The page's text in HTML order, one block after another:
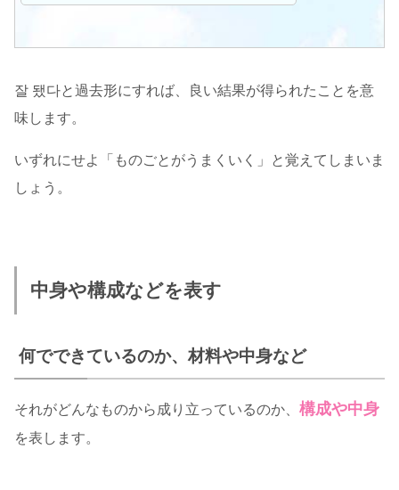
잘 됐다と過去形にすれば、良い結果が得られたことを意
味します。
いずれにせよ「ものごとがうまくいく」と覚えてしまいま
しょう。
中身や構成などを表す
何でできているのか、材料や中身など
それがどんなものから成り立っているのか、 構成や中身
を表します。